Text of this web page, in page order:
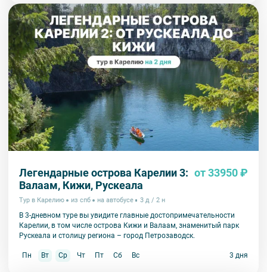
Легендарные острова Карелии 3:
Валаам, Кижи, Рускеала
от 33950 ₽
Тур в Карелию из спб на автобусе 3 д / 2 н
В 3-дневном туре вы увидите главные достопримечательности
Карелии, в том числе острова Кижи и Валаам, знаменитый парк
Рускеала и столицу региона – город Петрозаводск.
Пн Вт Ср Чт Пт Сб Вс 3 дня